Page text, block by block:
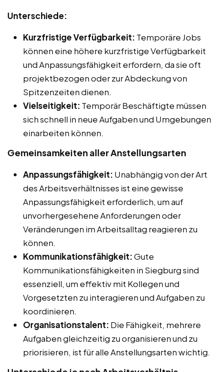
Unterschiede:
Kurzfristige Verfügbarkeit: Temporäre Jobs
können eine höhere kurzfristige Verfügbarkeit
und Anpassungsfähigkeit erfordern, da sie oft
projektbezogen oder zur Abdeckung von
Spitzenzeiten dienen.
Vielseitigkeit: Temporär Beschäftigte müssen
sich schnell in neue Aufgaben und Umgebungen
einarbeiten können.
Gemeinsamkeiten aller Anstellungsarten
Anpassungsfähigkeit: Unabhängig von der Art
des Arbeitsverhältnisses ist eine gewisse
Anpassungsfähigkeit erforderlich, um auf
unvorhergesehene Anforderungen oder
Veränderungen im Arbeitsalltag reagieren zu
können.
Kommunikationsfähigkeit:Gute
Kommunikationsfähigkeiten in Siegburg sind
essenziell, um effektiv mit Kollegen und
Vorgesetzten zu interagieren und Aufgaben zu
koordinieren.
Organisationstalent: Die Fähigkeit, mehrere
Aufgaben gleichzeitig zu organisieren und zu
priorisieren, ist für alle Anstellungsarten wichtig.